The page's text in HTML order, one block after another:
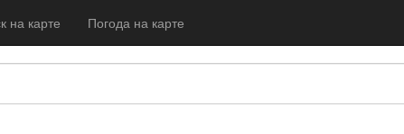
на карте Погода на карте